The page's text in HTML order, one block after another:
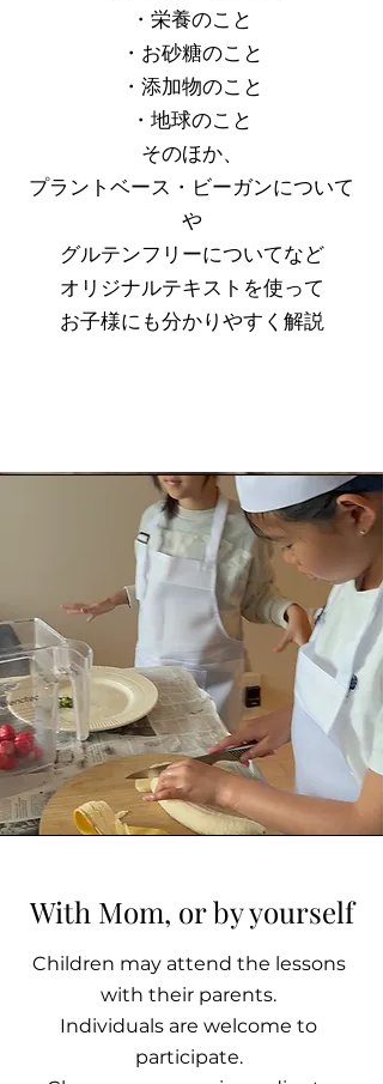
・栄養のこと
・お砂糖のこと
・添加物のこと
・地球のこと
そのほか、
プラントベース・ビーガンについて
や
グルテンフリーについてなど
オリジナルテキストを使って
​お子様にも分かりやすく解説
With Mom, or by yourself
Children may attend the lessons
with their parents.
Individuals are welcome to
participate.